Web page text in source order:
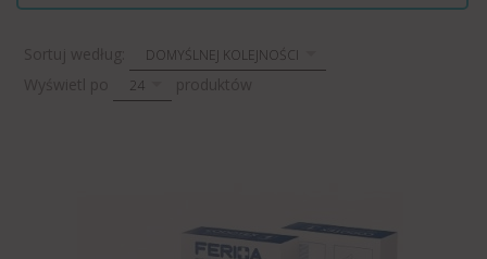
sortDOMYŚLNEJ KOLEJNOŚCI
pop24